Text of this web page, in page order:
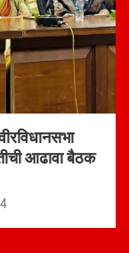
आढावा बैठक